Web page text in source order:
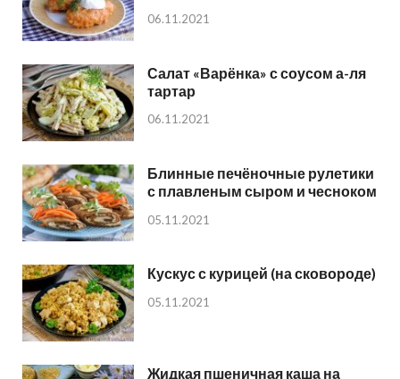
06.11.2021
Салат «Варёнка» с соусом а-ля
тартар
06.11.2021
Блинные печёночные рулетики
с плавленым сыром и чесноком
05.11.2021
Кускус с курицей (на сковороде)
05.11.2021
Жидкая пшеничная каша на